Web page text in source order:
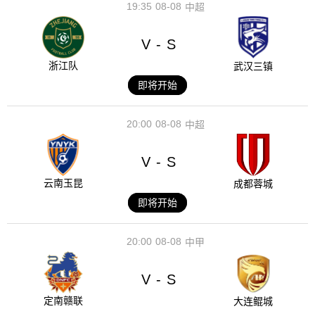
08-08
19:35 中超
浙江队
V - S
武汉三镇
即将开始
08-08
20:00 中超
云南玉昆
V - S
成都蓉城
即将开始
08-08
20:00 中甲
定南赣联
V - S
大连鲲城